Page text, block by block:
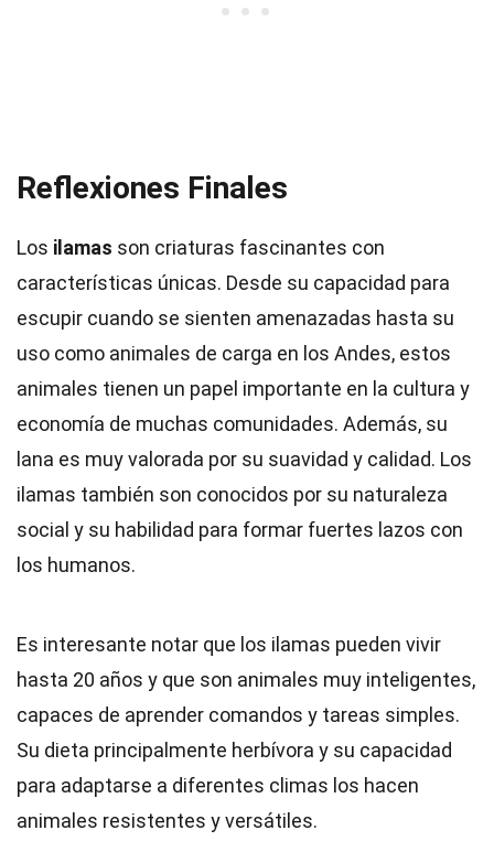
Reflexiones Finales
Los ilamas son criaturas fascinantes con
características únicas. Desde su capacidad para
escupir cuando se sienten amenazadas hasta su
uso como animales de carga en los Andes, estos
animales tienen un papel importante en la cultura y
economía de muchas comunidades. Además, su
lana es muy valorada por su suavidad y calidad. Los
ilamas también son conocidos por su naturaleza
social y su habilidad para formar fuertes lazos con
los humanos.
Es interesante notar que los ilamas pueden vivir
hasta 20 años y que son animales muy inteligentes,
capaces de aprender comandos y tareas simples.
Su dieta principalmente herbívora y su capacidad
para adaptarse a diferentes climas los hacen
animales resistentes y versátiles.